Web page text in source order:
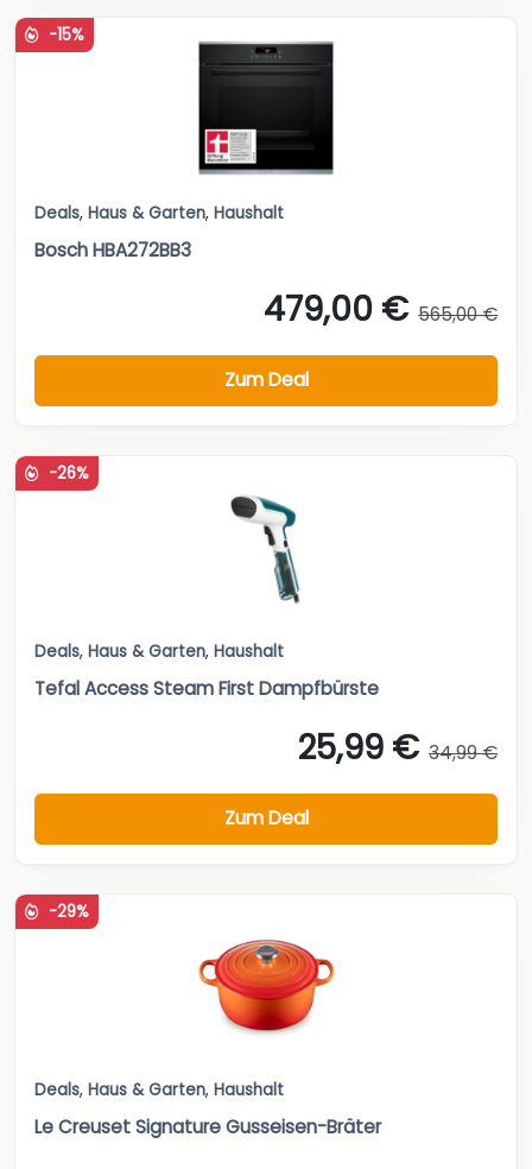
-15%
Deals, Haus & Garten, Haushalt
Bosch HBA272BB3
479,00 € 565,00 €
Zum Deal
-26%
Deals, Haus & Garten, Haushalt
Tefal Access Steam First Dampfbürste
25,99 € 34,99 €
Zum Deal
-29%
Deals, Haus & Garten, Haushalt
Le Creuset Signature Gusseisen-Bräter